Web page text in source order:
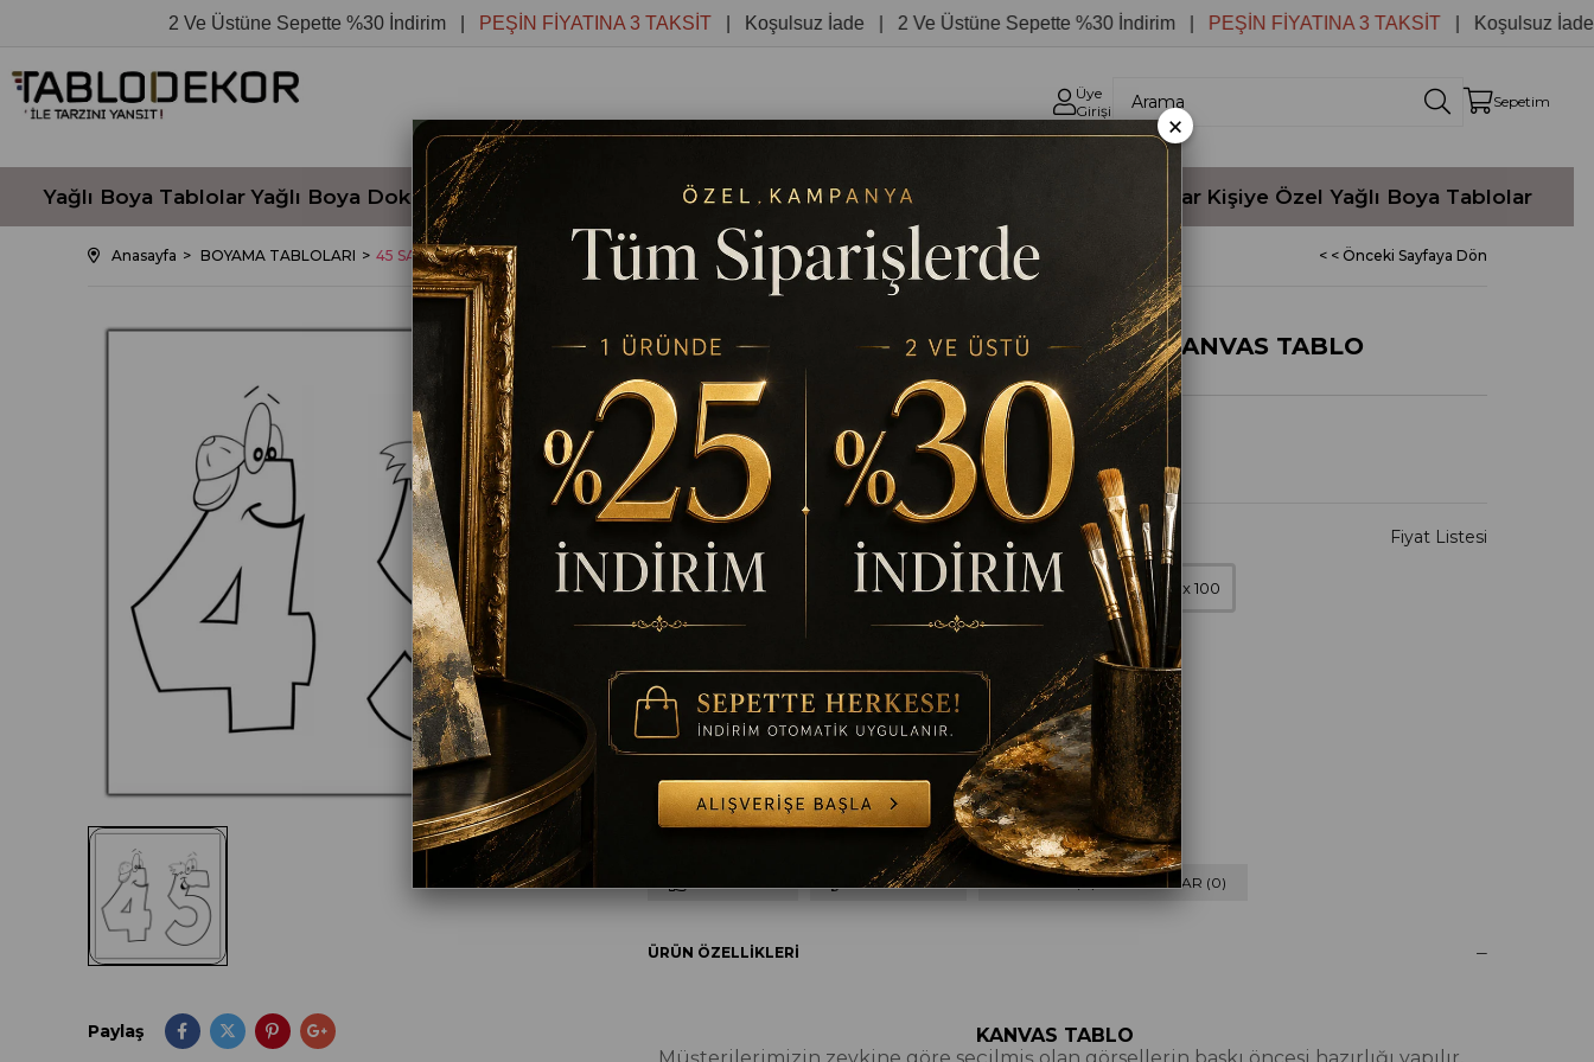
2 Ve Üstüne Sepette %30 İndirim |PEŞİN FİYATINA 3 TAKSİT| Koşulsuz İade | 2 Ve Üstüne Sepette %30 İndirim |PEŞİN FİYATINA 3 TAKSİT| Koşulsuz İade
Üye
Girişi
Sepetim
Yağlı Boya Tablolar Yağlı Boya Dokulu Tablolar Kanvas Tablolar Yuvarlak Tablolar Reprodüksiyon Yağlı Boyalar Kişiye Özel Yağlı Boya Tablolar
Anasayfa BOYAMA TABLOLARI 45 SAYISI HARF-SAYI BOYAMA TABLOSU KANVAS TABLO < < Önceki Sayfaya Dön
Paylaş
45 SAYISI HARF-SAYI BOYAMA TABLOSU KANVAS TABLO
(TD6930)
%25
İndirim
₺933,12 ₺699,84
50 x 50 60 x 60 70 x 70 80 x 80 90 x 90 100 x 100
Çerçeve
Çerçevesiz Gümüş Beyaz
YORUM YAZ SORULAR (0) VE CEVAPLAR (0)
ÜRÜN ÖZELLIKLERI
KANVAS TABLO
×